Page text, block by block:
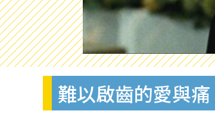
難以啟齒的愛與